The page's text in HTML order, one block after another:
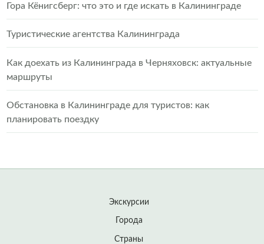
Гора Кёнигсберг: что это и где искать в Калининграде
Туристические агентства Калининграда
Как доехать из Калининграда в Черняховск: актуальные
маршруты
Обстановка в Калининграде для туристов: как
планировать поездку
Экскурсии
Города
Страны